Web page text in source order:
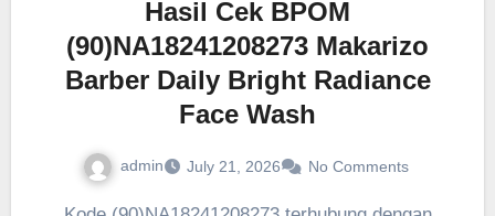
Hasil Cek BPOM
(90)NA18241208273 Makarizo
Barber Daily Bright Radiance
Face Wash
admin July 21, 2026 No Comments